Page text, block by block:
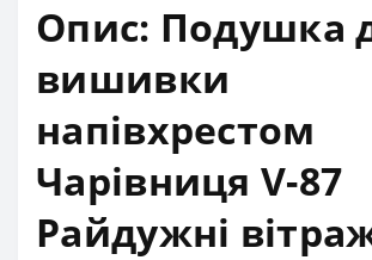
Опис: Подушка
вишивки
напівхрестом
Чарівниця V-87
Райдужні